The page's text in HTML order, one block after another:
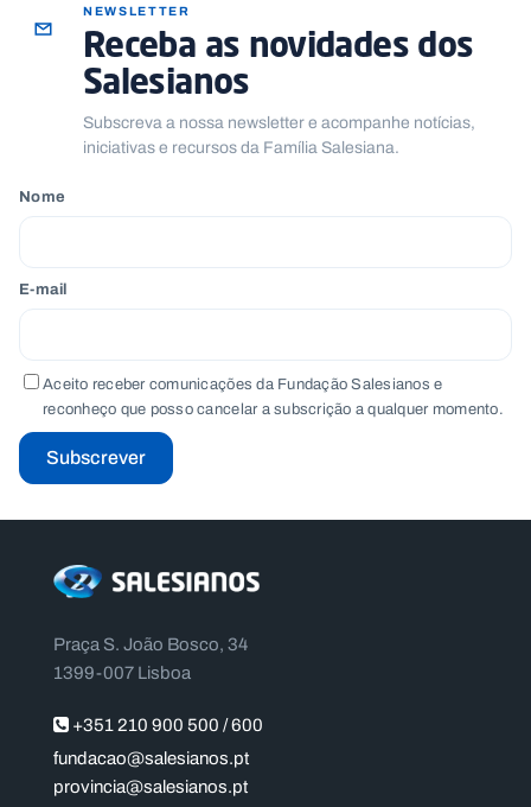
NEWSLETTER
Receba as novidades dos
Salesianos
Subscreva a nossa newsletter e acompanhe notícias,
iniciativas e recursos da Família Salesiana.
Nome
E-mail
Aceito receber comunicações da Fundação Salesianos e
reconheço que posso cancelar a subscrição a qualquer momento.
Subscrever
Praça S. João Bosco, 34
1399-007 Lisboa
+351 210 900 500 / 600
fundacao@salesianos.pt
provincia@salesianos.pt